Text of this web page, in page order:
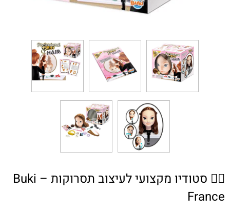
💇‍♀️ סטודיו מקצועי לעיצוב תסרוקות – Buki
France